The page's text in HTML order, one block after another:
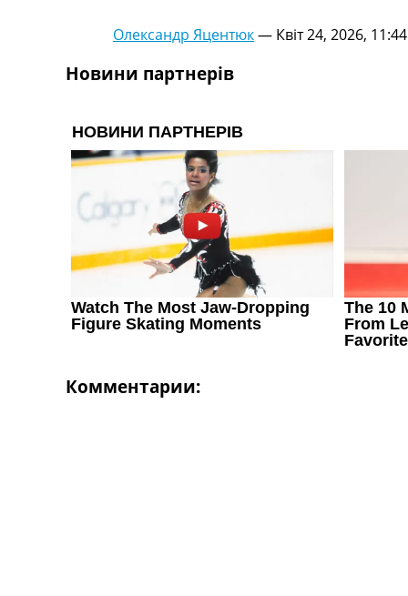
Останні коментарі
Конкурс прогнозів
Рейтінги
Колективний прогноз
Турніри
Чемпіонат Світу
Україна. Прем’єр-Ліга
Україна. Перша Ліга
Ліга Чемпіонів
Англія. Прем’єр-Ліга
Іспанія. Ла Ліга
Ще Турніри >>>
Таблиці
Чемпіонат Світу. Турнирні таблиці
Таблиця АПЛ
Таблиця Ла Ліги
Олександр Яцентюк— Квіт 24, 2026, 11:44
Новини партнерів
Комментарии: